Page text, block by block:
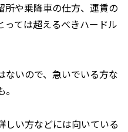
所や乗降車の仕方、運賃の
ては超えるべきハードル
ないので、急いでいる方な
しい方などには向いている